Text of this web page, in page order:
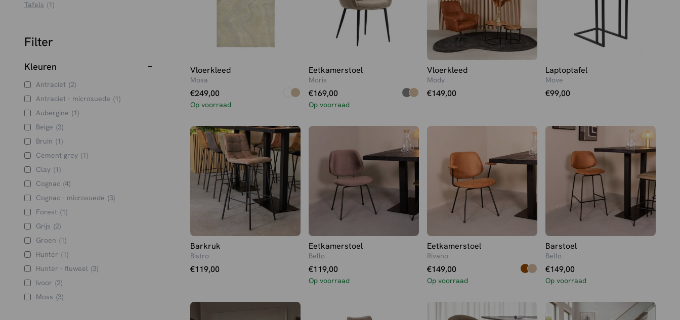
Tafels (1)
Filter
Kleuren
Antraciet (2)
Antraciet - microsuede (1)
Aubergine (1)
Beige (3)
Bruin (1)
Cement grey (1)
Clay (1)
Cognac (4)
Cognac - microsuede (3)
Forest (1)
Grijs (2)
Groen (1)
Hunter (1)
Hunter - fluweel (3)
Ivoor (2)
Moss (3)
Vloerkleed
Mosa
€249,00
Op voorraad
Eetkamerstoel
Moris
€169,00
Op voorraad
Vloerkleed
Mody
€149,00
Laptoptafel
Move
€99,00
Barkruk
Bistro
€119,00
Eetkamerstoel
Bello
€119,00
Op voorraad
Eetkamerstoel
Rivano
€149,00
Op voorraad
Barstoel
Bello
€149,00
Op voorraad